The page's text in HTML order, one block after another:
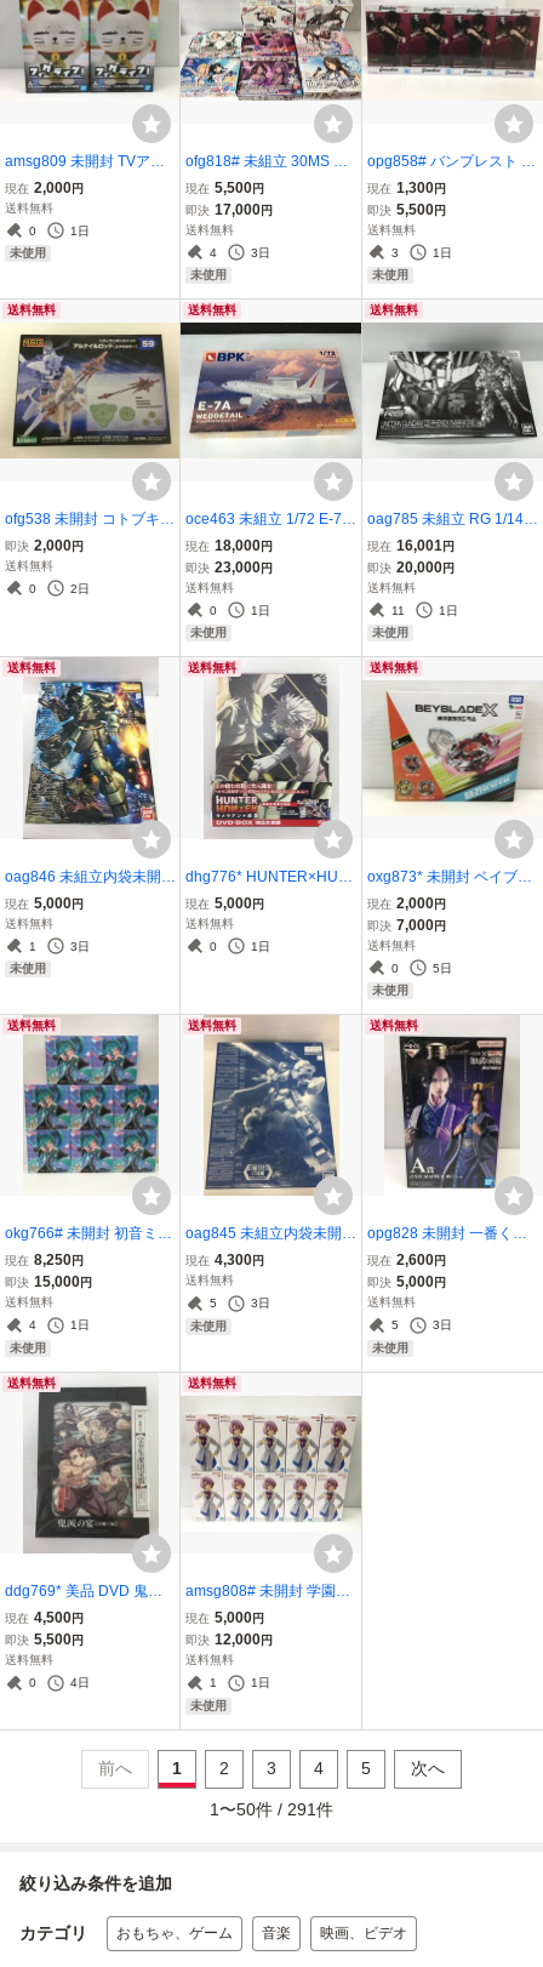
amsg809 未開封 TVアニ
メ ダンダダン フィグライ
フ！ ターボババア (招き
猫) 2点セット バンダイ
現在 2,000円
送料無料
0
1日
未使用
ofg818# 未組立 30MS ア
イドルマスターシリーズ
プラモデル まとめ 8点セ
ット バンダイ 30minute
s Sisters
現在 5,500円
即決 17,000円
送料無料
4
3日
未使用
opg858# バンプレスト 呪
術廻戦 Grandusta 禪院真
希 ZEN'IN MAKI 4個セッ
ト
現在 1,300円
即決 5,500円
送料無料
3
1日
未使用
送料無料
ofg538 未開封 コトブキヤ
M.S.Gモデリングサポート
グッズ へヴィウェポンユ
ニット59 アルナイルロッ
即決 2,000円
送料無料
0
2日
送料無料
oce463 未組立 1/72 E-7A
ウェッジテイル Big Plane
s Kits 7225 プラモデ
ル WEDGTAIL BPK
現在 18,000円
即決 23,000円
送料無料
0
1日
未使用
送料無料
oag785 未組立 RG 1/144
RX-0 ユニコーンガンダム
3号機 フェネクス (ナラテ
ィブVer.) 機動戦士ガンダ
ムNT バンダイ ガンプラ
現在 16,001 円
即決 20,000円
送料無料
11
1日
未使用
送料無料
oag846 未組立内袋未開封
MG 機動戦士ガンダム 逆
襲のシャア 1/100 AMS-11
9 ギラ・ドーガ プラモデ
ル
現在 5,000円
送料無料
1
3日
未使用
送料無料
dhg776* HUNTER×HUN
TER キメラアント編3 DV
D-BOX
現在 5,000円
送料無料
0
1日
送料無料
oxg873* 未開封 ベイブレ
ードX BX-21 ヘルズチェ
インデッキセット 韓国版
タカラトミー
現在 2,000円
即決 7,000円
送料無料
0
5日
未使用
送料無料
okg766# 未開封 初音ミク
T-most 8点セット タイト
ー
現在 8,250円
即決 15,000円
送料無料
4
1日
未使用
送料無料
oag845 未組立内袋未開封
MG 1/100 ジェスタキャノ
ン クリアカラー プラモデ
ル
現在 4,300円
送料無料
5
3日
未使用
送料無料
opg828 未開封 一番くじ
キングダム A賞 昌平君 M
ASTERLISE バンダイ 知
と武の両輪
現在 2,600円
即決 5,000円
送料無料
5
3日
未使用
送料無料
ddg769* 美品 DVD 鬼滅
の宴 -柱稽古編- 完全生産
限定版
現在 4,500円
即決 5,500円
送料無料
0
4日
送料無料
amsg808# 未開封 学園ア
イドルマスター ESPRES
TO -Elegant hues- 有村麻
央 10点セット バンダイ
学マス
現在 5,000円
即決 12,000円
送料無料
1
1日
未使用
前へ 1 2 3 4 5 次へ
1 〜50件 / 291件
絞り込み条件を追加
カテゴリ おもちゃ、ゲーム 音楽 映画、ビデオ